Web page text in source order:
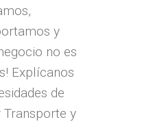
y
no es
Explícanos
de
Transporte y